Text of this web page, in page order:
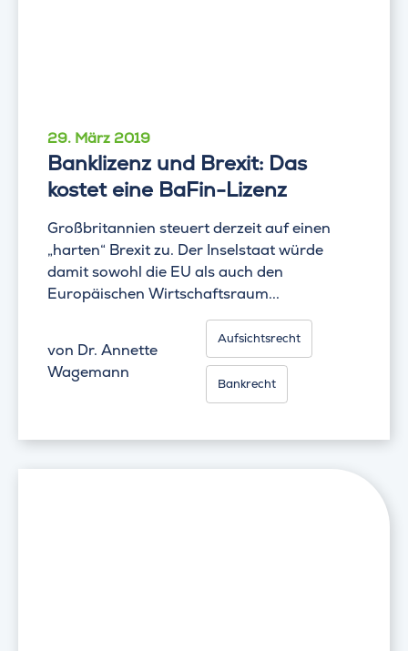
29. März 2019
Banklizenz und Brexit: Das
kostet eine BaFin-Lizenz
Großbritannien steuert derzeit auf einen
„harten“ Brexit zu. Der Inselstaat würde
damit sowohl die EU als auch den
Europäischen Wirtschaftsraum...
von Dr. Annette
Wagemann
Aufsichtsrecht
Bankrecht